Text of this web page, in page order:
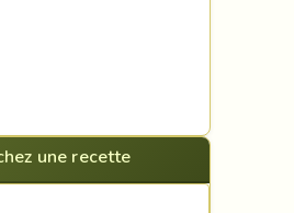
une recette